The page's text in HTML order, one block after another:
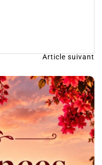
Article suivant